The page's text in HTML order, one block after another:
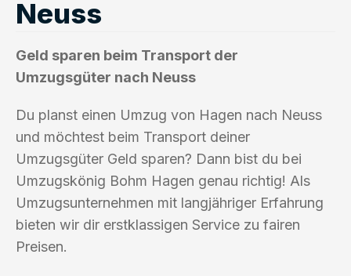
Neuss
Geld sparen beim Transport der
Umzugsgüter nach Neuss
Du planst einen Umzug von Hagen nach Neuss
und möchtest beim Transport deiner
Umzugsgüter Geld sparen? Dann bist du bei
Umzugskönig Bohm Hagen genau richtig! Als
Umzugsunternehmen mit langjähriger Erfahrung
bieten wir dir erstklassigen Service zu fairen
Preisen.